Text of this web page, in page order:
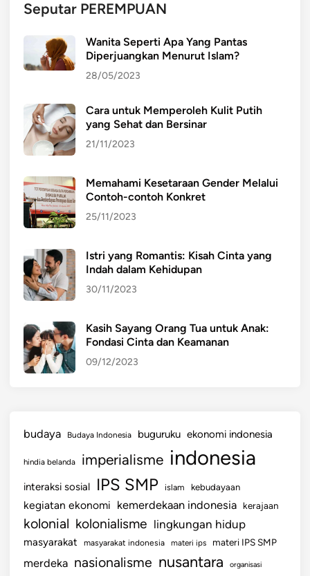
Seputar PEREMPUAN
Wanita Seperti Apa Yang Pantas
Diperjuangkan Menurut Islam?
28/05/2023
Cara untuk Memperoleh Kulit Putih
yang Sehat dan Bersinar
21/11/2023
Memahami Kesetaraan Gender Melalui
Contoh-contoh Konkret
25/11/2023
Istri yang Romantis: Kisah Cinta yang
Indah dalam Kehidupan
30/11/2023
Kasih Sayang Orang Tua untuk Anak:
Fondasi Cinta dan Keamanan
09/12/2023
budaya Budaya Indonesia buguruku ekonomi indonesia
hindia belanda imperialisme indonesia
interaksi sosial IPS SMP islam kebudayaan
kegiatan ekonomi kemerdekaan indonesia kerajaan
kolonial kolonialisme lingkungan hidup
masyarakat masyarakat indonesia materi ips materi IPS SMP
merdeka nasionalisme nusantara organisasi